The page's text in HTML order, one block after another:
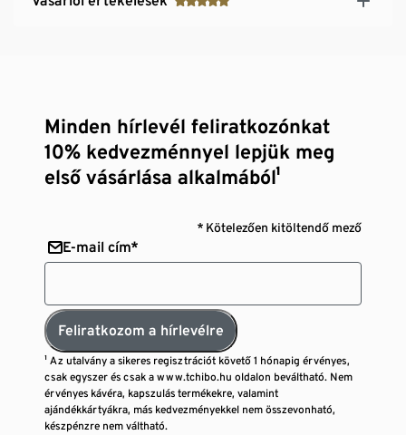
Minden hírlevél feliratkozónkat
10% kedvezménnyel lepjük meg
első vásárlása alkalmából¹
* Kötelezően kitöltendő mező
E-mail cím*
Feliratkozom a hírlevélre
¹ Az utalvány a sikeres regisztrációt követő 1 hónapig érvényes,
csak egyszer és csak a www.tchibo.hu oldalon beváltható. Nem
érvényes kávéra, kapszulás termékekre, valamint
ajándékkártyákra, más kedvezményekkel nem összevonható,
készpénzre nem váltható.